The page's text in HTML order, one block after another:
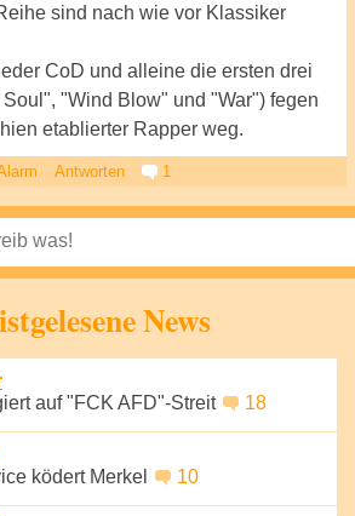
sind nach wie vor Klassiker
CoD und alleine die ersten drei
"Wind Blow" und "War") fegen
etablierter Rapper weg.
Antworten 1
News
auf "FCK AFD"-Streit
18
ködert Merkel
10